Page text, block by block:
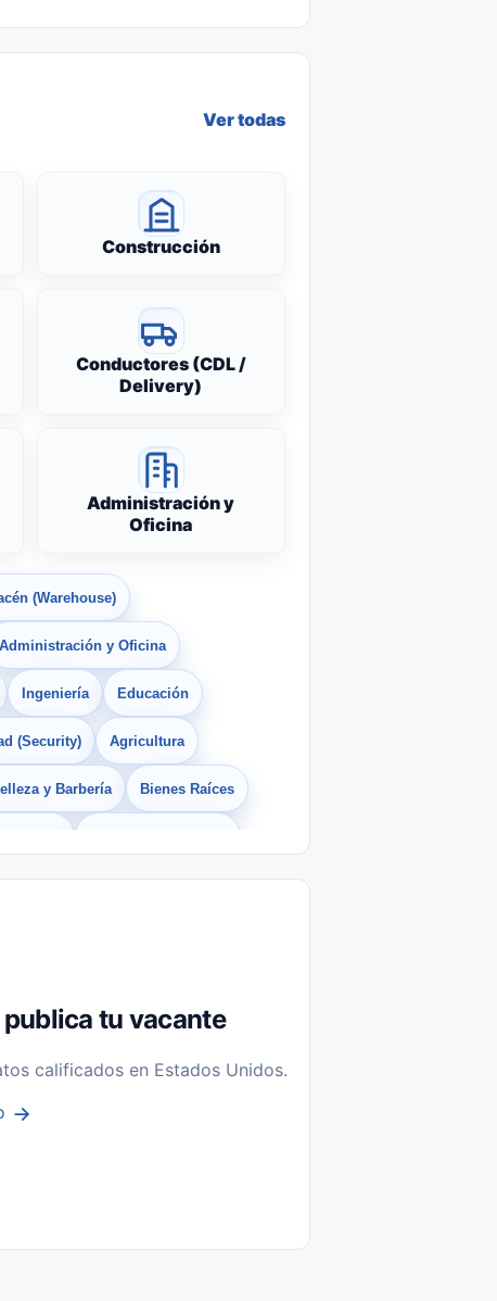
Ver todas
Construcción
Conductores (CDL /
Delivery)
Administración y
Oficina
(Warehouse)
Administración y Oficina
Ingeniería Educación
(Security) Agricultura
y Barbería Bienes Raíces
Sin Experiencia
publica tu vacante
calificados en Estados Unidos.